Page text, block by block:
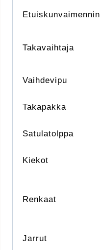
Etuiskunvaimennin
Takavaihtaja
Vaihdevipu
Takapakka
Satulatolppa
Kiekot
Renkaat
Jarrut